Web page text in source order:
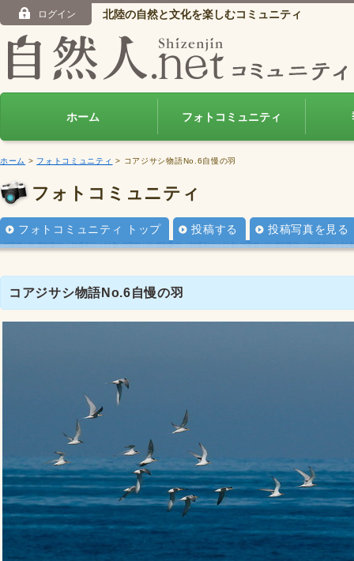
ログイン 北陸の自然と文化を楽しむコミュニティ
ホーム フォトコミュニティ
ホーム > フォトコミュニティ > コアジサシ物語No.6自慢の羽
フォトコミュニティ
フォトコミュニティ トップ 投稿する 投稿写真を見る
コアジサシ物語No.6自慢の羽